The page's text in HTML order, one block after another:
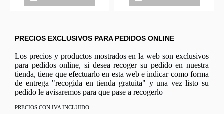
PRECIOS EXCLUSIVOS PARA PEDIDOS ONLINE
Los precios y productos mostrados en la web son exclusivos
para pedidos online, si desea recoger su pedido en nuestra
tienda, tiene que efectuarlo en esta web e indicar como forma
de entrega "recogida en tienda gratuita" y una vez listo su
pedido le avisaremos para que pase a recogerlo
PRECIOS CON IVA INCLUIDO